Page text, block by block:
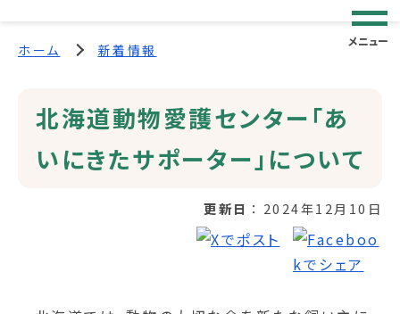
メニュー
ホーム 新着情報
北海道動物愛護センター「あ
いにきたサポーター」について
更新日 2024年12月10日